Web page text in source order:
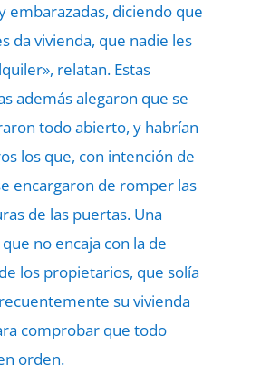
embarazadas, diciendo que
da vivienda, que nadie les
relatan. Estas
además alegaron que se
todo abierto, y habrían
los que, con intención de
encargaron de romper las
de las puertas. Una
no encaja con la de
los propietarios, que solía
su vivienda
comprobar que todo
orden.